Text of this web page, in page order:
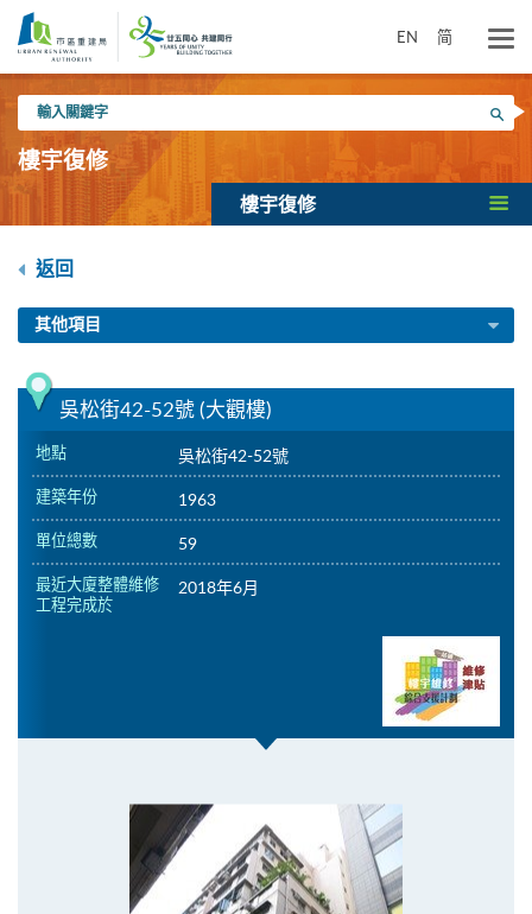
內
EN 简
入
關
鍵
搜尋
樓宇復修
樓宇復修
返回
其他項目
吳松街42-52號 (大觀樓)
地點 吳松街42-52號
建築年份 1963
單位總數 59
最近大廈整體維修
工程完成於
2018年6月